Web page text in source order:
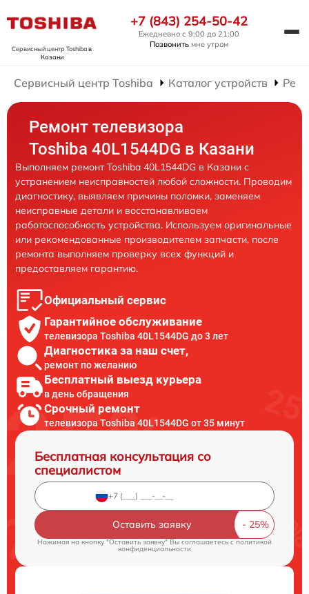
Сервисный центр Toshibaв
Казани
+7 (843) 254-50-42
Ежедневно с 9:00 до 21:00
Позвонить мне утром
Сервисный центр Toshiba Каталог устройств
Ремонт телевизора
Toshiba 40L1544DG в Казани
Выполняем ремонт Toshiba 40L1544DG в Казани с
устранением неисправностей любой сложности. Проводим
диагностику, выявляем причины поломки, заменяем
неисправные детали и восстанавливаем
работоспособность устройства. Используем оригинальные
или рекомендованные производителем запчасти, после
ремонта выполняем проверку всех функций и
предоставляем гарантию.
Официальный сервис
Гарантийное обслуживание
телевизора Toshiba 40L1544DG до 3 лет
Диагностика за наш счет,
ремонт по желанию
Бесплатный выезд курьера
в день обращения
Срочный ремонт
телевизора Toshiba 40L1544DG от 35 минут
Бесплатная консультация со
специалистом
Оставить заявку
Нажимая на кнопку "Оставить заявку" Вы соглашаетесь cполитикой
конфиденциальности